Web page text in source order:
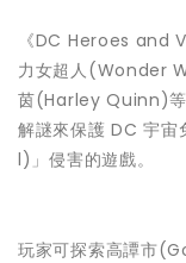
《DC Heroes and
力女超人(Wonder
茵(Harley Quinn)等
解謎來保護 DC 宇
l)」侵害的遊戲。
玩家可探索高譚市